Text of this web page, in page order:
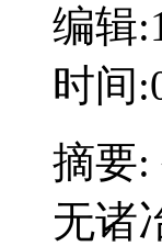
编辑
时间
摘要:
无诸